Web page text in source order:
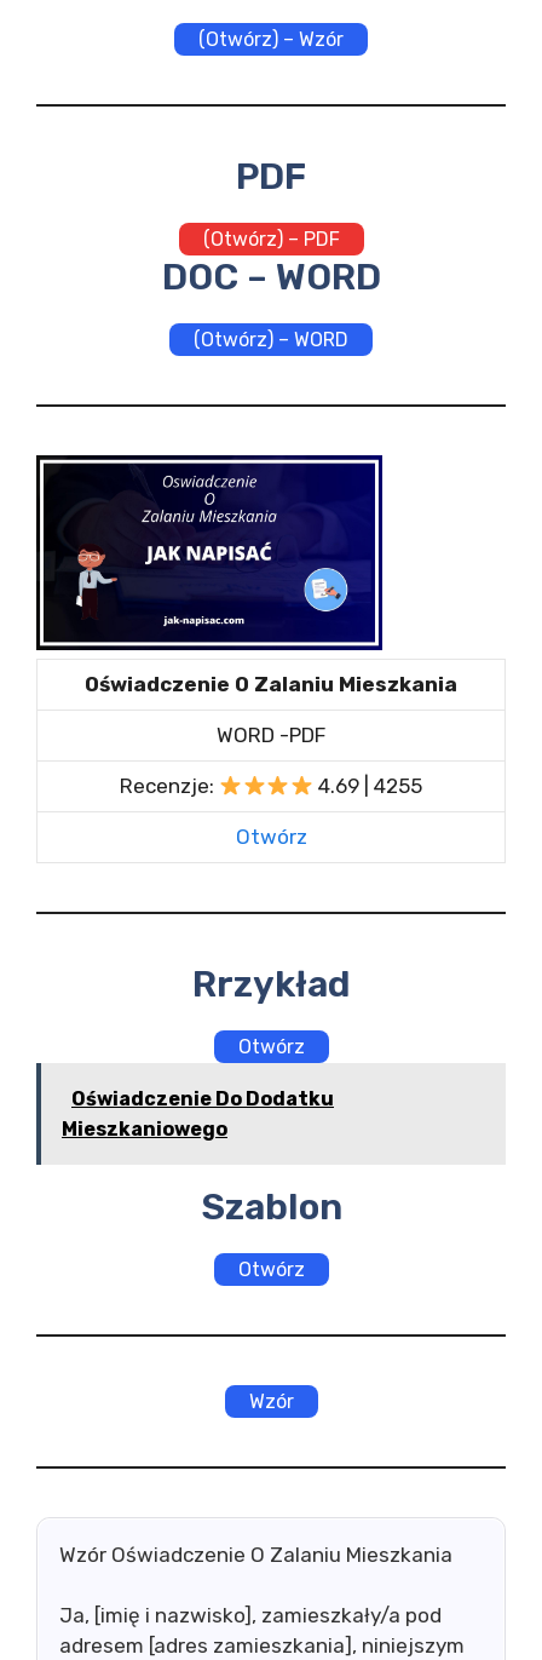
(Otwórz) – Wzór
PDF
(Otwórz) – PDF
DOC – WORD
(Otwórz) – WORD
Oświadczenie O Zalaniu Mieszkania
WORD -PDF
Recenzje: 4.69 | 4255
Otwórz
Rrzykład
Otwórz
Oświadczenie Do Dodatku
Mieszkaniowego
Szablon
Otwórz
Wzór
Wzór Oświadczenie O Zalaniu Mieszkania
Ja, [imię i nazwisko], zamieszkały/a pod
adresem [adres zamieszkania], niniejszym